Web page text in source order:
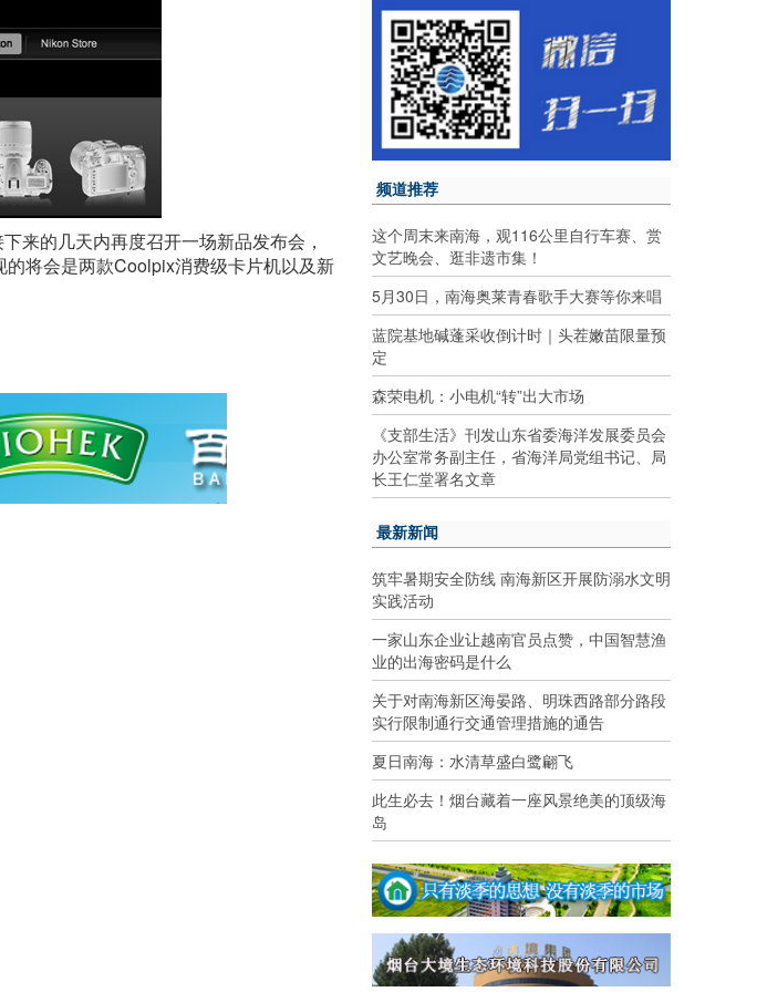
来的几天内再度召开一场新品发布会，
将会是两款Coolpix消费级卡片机以及新
频道推荐
这个周末来南海，观116公里自行车赛、赏
文艺晚会、逛非遗市集！
5月30日，南海奥莱青春歌手大赛等你来唱
蓝院基地碱蓬采收倒计时｜头茬嫩苗限量预
定
森荣电机：小电机“转”出大市场
《支部生活》刊发山东省委海洋发展委员会
办公室常务副主任，省海洋局党组书记、局
长王仁堂署名文章
最新新闻
筑牢暑期安全防线 南海新区开展防溺水文明
实践活动
一家山东企业让越南官员点赞，中国智慧渔
业的出海密码是什么
关于对南海新区海晏路、明珠西路部分路段
实行限制通行交通管理措施的通告
夏日南海：水清草盛白鹭翩飞
此生必去！烟台藏着一座风景绝美的顶级海
岛